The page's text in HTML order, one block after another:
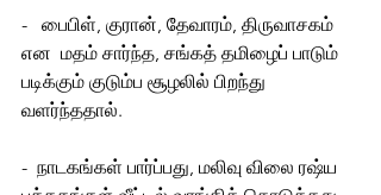
-   பைபிள், குரான், தேவாரம், திருவாசகம்
என  மதம் சார்ந்த, சங்கத் தமிழைப் பாடும்
படிக்கும் குடும்ப சூழலில் பிறந்து
வளர்ந்ததால்.
-  நாடகங்கள் பார்ப்பது, மலிவு விலை ரஷ்ய